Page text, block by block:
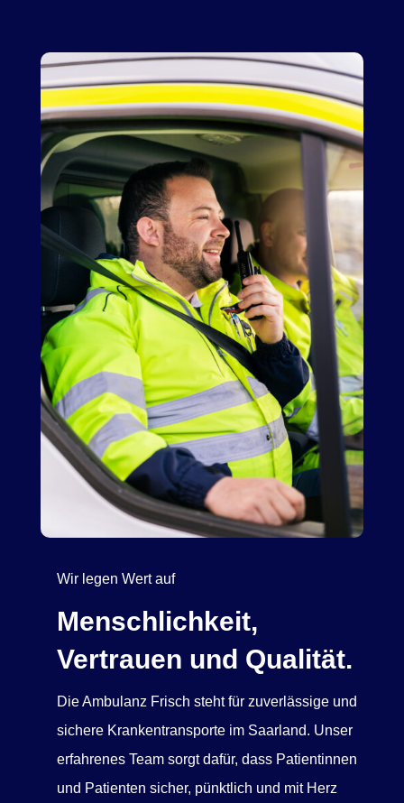
Wir legen Wert auf
Menschlichkeit,
Vertrauen und Qualität.
Die Ambulanz Frisch steht für zuverlässige und
sichere Krankentransporte im Saarland. Unser
erfahrenes Team sorgt dafür, dass Patientinnen
und Patienten sicher, pünktlich und mit Herz